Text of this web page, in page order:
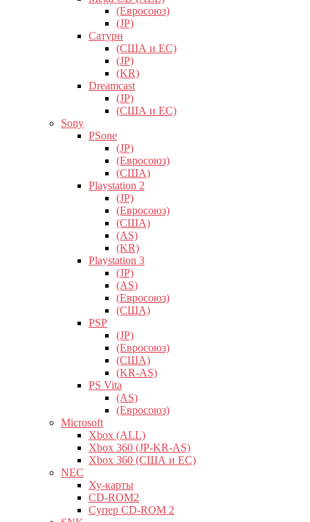
(Евросоюз)
(JP)
Сатурн
(США и ЕС)
(JP)
(KR)
Dreamcast
(JP)
(США и ЕС)
Sony
PSone
(JP)
(Евросоюз)
(США)
Playstation 2
(JP)
(Евросоюз)
(США)
(AS)
(KR)
Playstation 3
(JP)
(AS)
(Евросоюз)
(США)
PSP
(JP)
(Евросоюз)
(США)
(KR-AS)
PS Vita
(AS)
(Евросоюз)
Microsoft
Xbox (ALL)
Xbox 360 (JP-KR-AS)
Xbox 360 (США и ЕС)
NEC
Ху-карты
CD-ROM2
Супер CD-ROM 2